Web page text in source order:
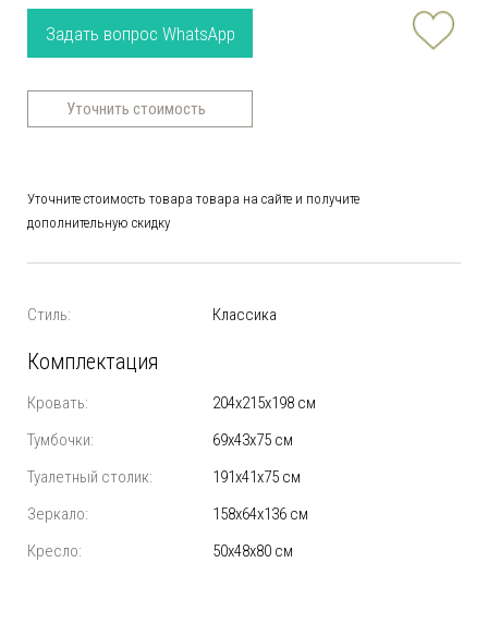
Задать вопрос WhatsApp
Уточнить стоимость
Уточните стоимость товара товара на сайте и получите
дополнительную скидку
Стиль: Классика
Комплектация
Кровать:
204х215х198 см
Тумбочки:
69х43х75 см
Туалетный столик:
191х41х75 см
Зеркало:
158х64х136 см
Кресло:
50х48х80 см